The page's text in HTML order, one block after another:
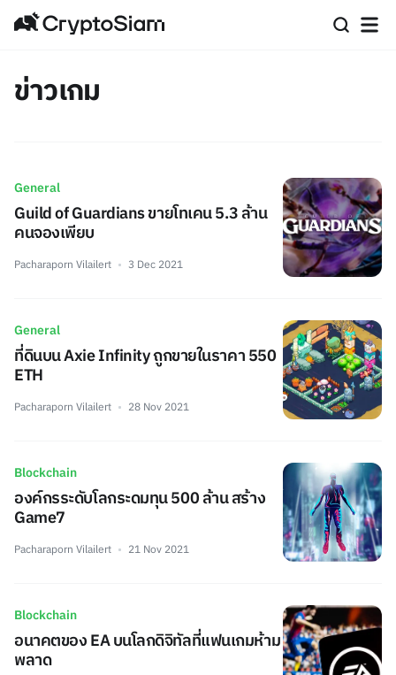
ข่าวเกม
General
Guild of Guardians ขายโทเคน 5.3 ล้าน
คนจองเพียบ
Pacharaporn Vilailert 3 Dec 2021
General
ที่ดินบน Axie Infinity ถูกขายในราคา 550
ETH
Pacharaporn Vilailert 28 Nov 2021
Blockchain
องค์กรระดับโลกระดมทุน 500 ล้าน สร้าง
Game7
Pacharaporn Vilailert 21 Nov 2021
Blockchain
อนาคตของ EA บนโลกดิจิทัลที่แฟนเกมห้าม
พลาด